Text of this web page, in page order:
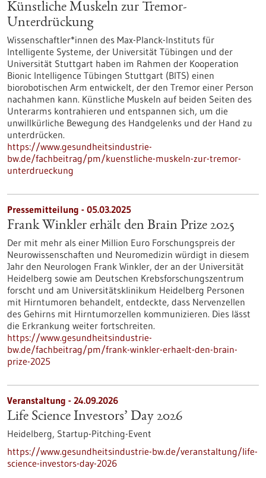
Künstliche Muskeln zur Tremor-
Unterdrückung
Wissenschaftler*innen des Max-Planck-Instituts für
Intelligente Systeme, der Universität Tübingen und der
Universität Stuttgart haben im Rahmen der Kooperation
Bionic Intelligence Tübingen Stuttgart (BITS) einen
biorobotischen Arm entwickelt, der den Tremor einer Person
nachahmen kann. Künstliche Muskeln auf beiden Seiten des
Unterarms kontrahieren und entspannen sich, um die
unwillkürliche Bewegung des Handgelenks und der Hand zu
unterdrücken.
https://www.gesundheitsindustrie-
bw.de/fachbeitrag/pm/kuenstliche-muskeln-zur-tremor-
unterdrueckung
Pressemitteilung - 05.03.2025
Frank Winkler erhält den Brain Prize 2025
Der mit mehr als einer Million Euro Forschungspreis der
Neurowissenschaften und Neuromedizin würdigt in diesem
Jahr den Neurologen Frank Winkler, der an der Universität
Heidelberg sowie am Deutschen Krebsforschungszentrum
forscht und am Universitätsklinikum Heidelberg Personen
mit Hirntumoren behandelt, entdeckte, dass Nervenzellen
des Gehirns mit Hirntumorzellen kommunizieren. Dies lässt
die Erkrankung weiter fortschreiten.
https://www.gesundheitsindustrie-
bw.de/fachbeitrag/pm/frank-winkler-erhaelt-den-brain-
prize-2025
Veranstaltung - 24.09.2026
Life Science Investors’ Day 2026
Heidelberg, Startup-Pitching-Event
https://www.gesundheitsindustrie-bw.de/veranstaltung/life-
science-investors-day-2026